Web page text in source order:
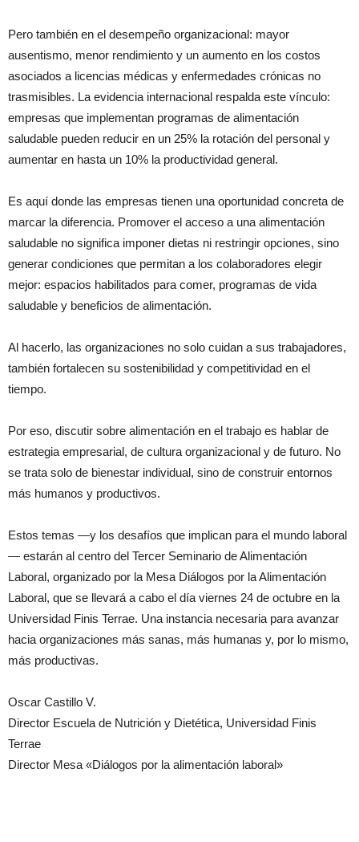
Pero también en el desempeño organizacional: mayor
ausentismo, menor rendimiento y un aumento en los costos
asociados a licencias médicas y enfermedades crónicas no
trasmisibles. La evidencia internacional respalda este vínculo:
empresas que implementan programas de alimentación
saludable pueden reducir en un 25% la rotación del personal y
aumentar en hasta un 10% la productividad general.
Es aquí donde las empresas tienen una oportunidad concreta de
marcar la diferencia. Promover el acceso a una alimentación
saludable no significa imponer dietas ni restringir opciones, sino
generar condiciones que permitan a los colaboradores elegir
mejor: espacios habilitados para comer, programas de vida
saludable y beneficios de alimentación.
Al hacerlo, las organizaciones no solo cuidan a sus trabajadores,
también fortalecen su sostenibilidad y competitividad en el
tiempo.
Por eso, discutir sobre alimentación en el trabajo es hablar de
estrategia empresarial, de cultura organizacional y de futuro. No
se trata solo de bienestar individual, sino de construir entornos
más humanos y productivos.
Estos temas —y los desafíos que implican para el mundo laboral
— estarán al centro del Tercer Seminario de Alimentación
Laboral, organizado por la Mesa Diálogos por la Alimentación
Laboral, que se llevará a cabo el día viernes 24 de octubre en la
Universidad Finis Terrae. Una instancia necesaria para avanzar
hacia organizaciones más sanas, más humanas y, por lo mismo,
más productivas.
Oscar Castillo V.
Director Escuela de Nutrición y Dietética, Universidad Finis
Terrae
Director Mesa «Diálogos por la alimentación laboral»